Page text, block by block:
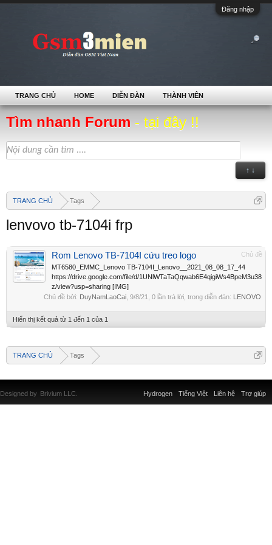
Đăng nhập
Tìm nhanh Forum - tại đây !!
↑ ↓
TRANG CHỦ Tags
lenvovo tb-7104i frp
Chủ đề
Rom Lenovo TB-7104I cứu treo logo
MT6580_EMMC_Lenovo TB-7104I_Lenovo__2021_08_08_17_44
https://drive.google.com/file/d/1UNlWTaTaQqwab6E4qigiWs4BpeM3u38
z/view?usp=sharing [IMG]
Chủ đề bởi: DuyNamLaoCai 9/8/21 , 0 lần trả lời, trong diễn đàn: LENOVO
Hiển thị kết quả từ 1 đến 1 của 1
TRANG CHỦ Tags
TRANG CHỦ HOME DIỄN ĐÀN THÀNH VIÊN
Liên hệ Trợ giúp
Hydrogen Tiếng Việt
Designed by Brivium LLC.